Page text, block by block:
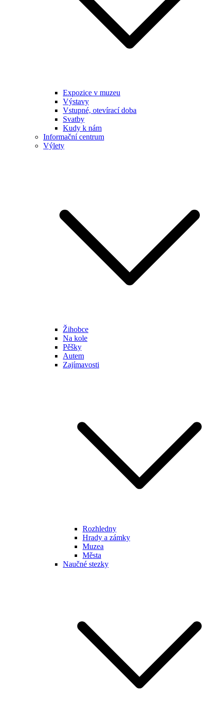
Expozice v muzeu
Výstavy
Vstupné, otevírací doba
Svatby
Kudy k nám
Informační centrum
Výlety
Žihobce
Na kole
Pěšky
Autem
Zajímavosti
Rozhledny
Hrady a zámky
Muzea
Města
Naučné stezky